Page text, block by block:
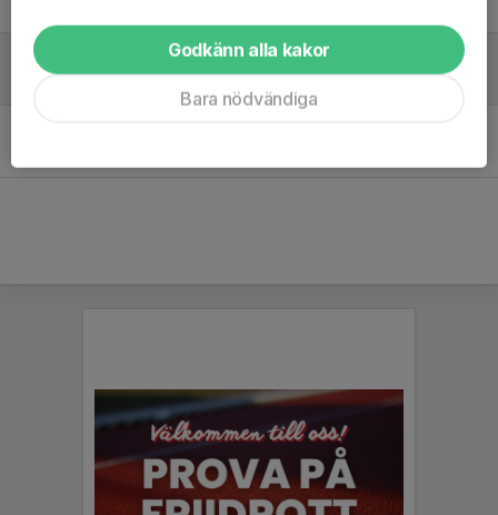
Film från SN Sportläger 2018
Godkänn alla kakor
Bara nödvändiga